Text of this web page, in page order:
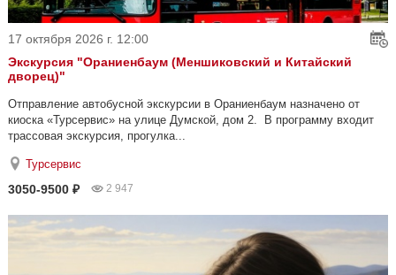
17 октября 2026 г. 12:00
Экскурсия "Ораниенбаум (Меншиковский и Китайский
дворец)"
Отправление автобусной экскурсии в Ораниенбаум назначено от
киоска «Турсервис» на улице Думской, дом 2. В программу входит
трассовая экскурсия, прогулка...
Турсервис
3050-9500 ₽ 2 947